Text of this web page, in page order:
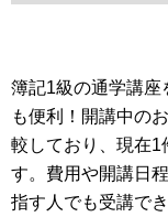
簿記1級の通学講座
も便利！開講中の
較しており、現在1
す。費用や開講日
指す人でも受講で